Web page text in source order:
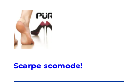
Scarpe scomode!